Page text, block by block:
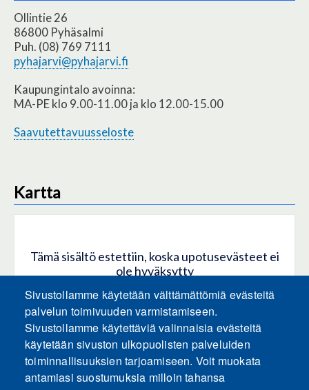
Ollintie 26
86800 Pyhäsalmi
Puh. (08) 769 7111
pyhajarvi@pyhajarvi.fi
Kaupungintalo avoinna:
MA-PE klo 9.00-11.00 ja klo 12.00-15.00
Saavutettavuusseloste
Kartta
Tämä sisältö estettiin, koska upotusevästeet ei
ole hyväksytty
HYVÄKSY KAIKKI EVÄSTEET
Hyväksy vain upotusevästeet
Sivustollamme käytetään välttämättömiä evästeitä
palvelun toimivuuden varmistamiseen.
Sivustollamme käytettäviä valinnaisia evästeitä
käytetään sivuston ulkopuolisten palveluiden
toiminnallisuuksien tarjoamiseen. Voit muokata
antamiasi suostumuksia milloin tahansa